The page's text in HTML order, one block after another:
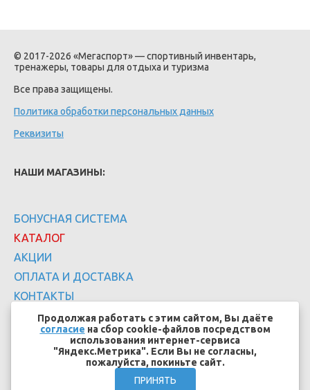
© 2017-2026 «Мегаспорт» — спортивный инвентарь,
тренажеры, товары для отдыха и туризма
Все права защищены.
Политика обработки персональных данных
Реквизиты
НАШИ МАГАЗИНЫ:
БОНУСНАЯ СИСТЕМА
КАТАЛОГ
АКЦИИ
ОПЛАТА И ДОСТАВКА
КОНТАКТЫ
Создание сайтов - EFFECT.SU
Продолжая работать с этим сайтом, Вы даёте
согласие на сбор cookie-файлов посредством
использования интернет-сервиса
"Яндекс.Метрика". Если Вы не согласны,
пожалуйста, покиньте сайт.
ПРИНЯТЬ